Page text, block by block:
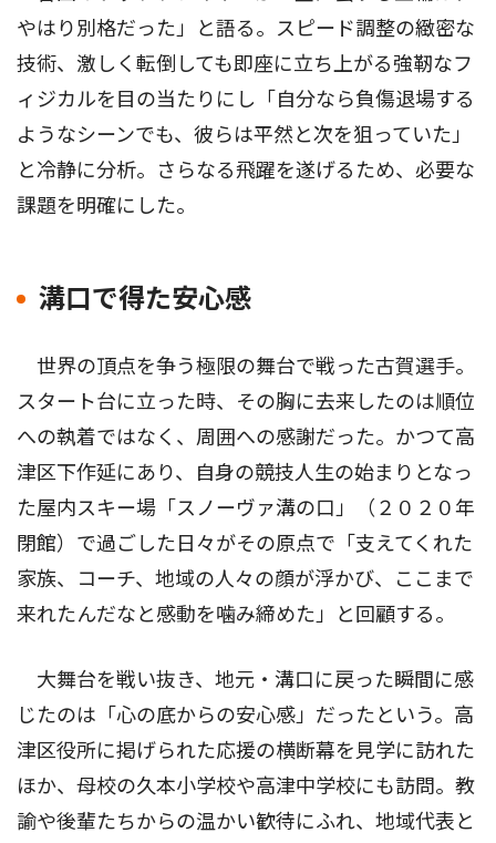
やはり別格だった」と語る。スピード調整の緻密な
技術、激しく転倒しても即座に立ち上がる強靭なフ
ィジカルを目の当たりにし「自分なら負傷退場する
ようなシーンでも、彼らは平然と次を狙っていた」
と冷静に分析。さらなる飛躍を遂げるため、必要な
課題を明確にした。
溝口で得た安心感
世界の頂点を争う極限の舞台で戦った古賀選手。
スタート台に立った時、その胸に去来したのは順位
への執着ではなく、周囲への感謝だった。かつて高
津区下作延にあり、自身の競技人生の始まりとなっ
た屋内スキー場「スノーヴァ溝の口」（２０２０年
閉館）で過ごした日々がその原点で「支えてくれた
家族、コーチ、地域の人々の顔が浮かび、ここまで
来れたんだなと感動を噛み締めた」と回顧する。
大舞台を戦い抜き、地元・溝口に戻った瞬間に感
じたのは「心の底からの安心感」だったという。高
津区役所に掲げられた応援の横断幕を見学に訪れた
ほか、母校の久本小学校や高津中学校にも訪問。教
諭や後輩たちからの温かい歓待にふれ、地域代表と